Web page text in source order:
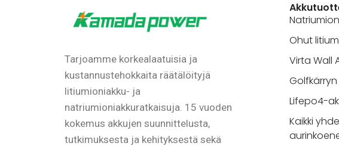
Tarjoamme korkealaatuisia ja
kustannustehokkaita räätälöityjä
litiumioniakku- ja
natriumioniakkuratkaisuja. 15 vuoden
kokemus akkujen suunnittelusta,
tutkimuksesta ja kehityksestä sekä
Ohut
Virta Wall
Golfkärryn
Lifepo4-
Kaikki